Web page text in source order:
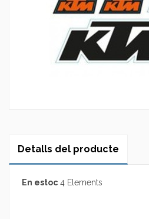
Detalls del producte
En estoc 4 Elements